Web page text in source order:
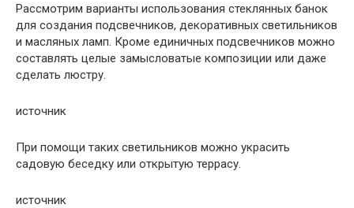
Рассмотрим варианты использования стеклянных банок
для создания подсвечников, декоративных светильников
и масляных ламп. Кроме единичных подсвечников можно
составлять целые замысловатые композиции или даже
сделать люстру.
источник
При помощи таких светильников можно украсить
садовую беседку или открытую террасу.
источник